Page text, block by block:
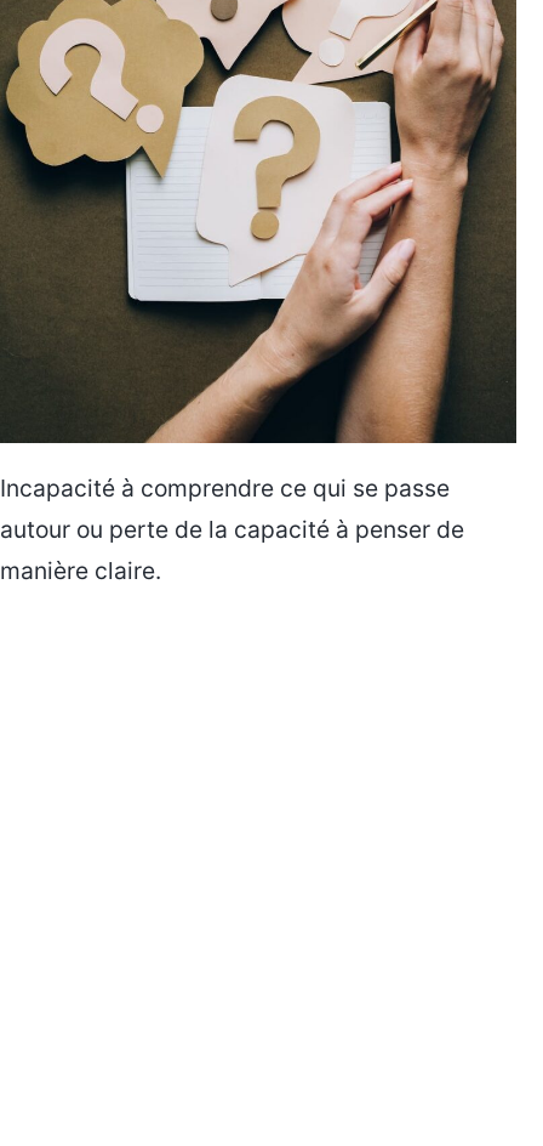
Incapacité à comprendre ce qui se passe
autour ou perte de la capacité à penser de
manière claire.